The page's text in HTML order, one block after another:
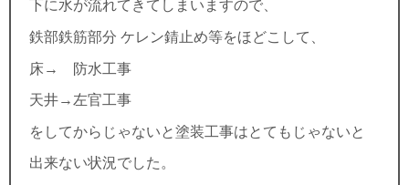
下に水が流れてきてしまいますので、
鉄部鉄筋部分 ケレン錆止め等をほどこして、
床→ 防水工事
天井→左官工事
をしてからじゃないと塗装工事はとてもじゃないと
出来ない状況でした。